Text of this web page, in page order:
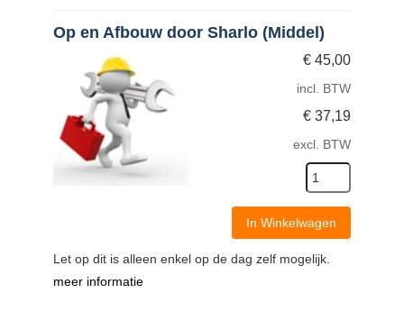
Op en Afbouw door Sharlo (Middel)
€ 45,00
incl. BTW
€ 37,19
excl. BTW
In Winkelwagen
Let op dit is alleen enkel op de dag zelf mogelijk.
meer informatie